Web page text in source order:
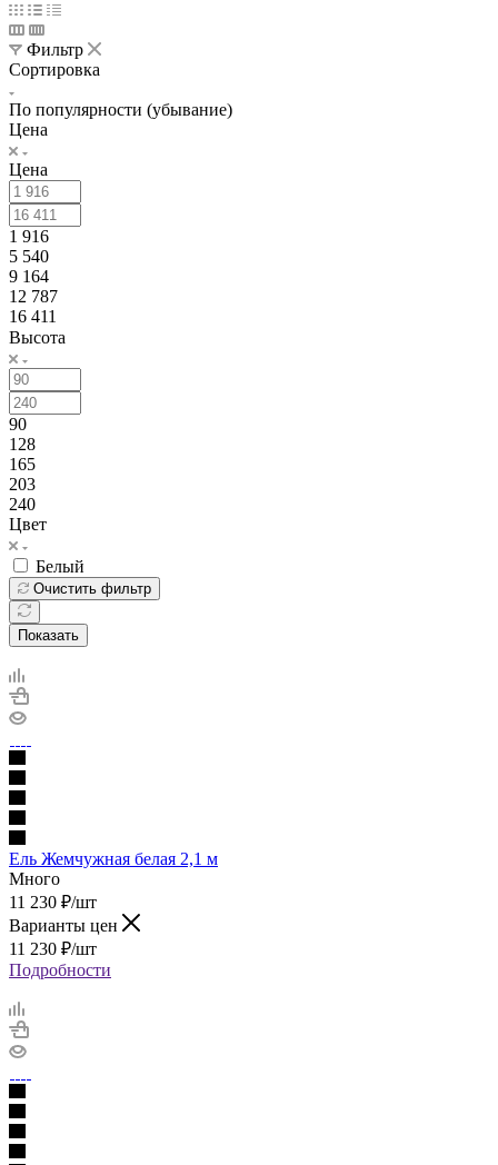
Фильтр
Сортировка
По популярности (убывание)
Цена
Цена
1 916
5 540
9 164
12 787
16 411
Высота
90
128
165
203
240
Цвет
Белый
Очистить фильтр
Показать
Ель Жемчужная белая 2,1 м
Много
11 230 ₽/шт
Варианты цен
11 230 ₽/шт
Подробности